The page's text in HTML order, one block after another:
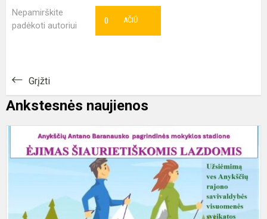
Nepamirškite
padėkoti autoriui
AČIŪ
0
Grįžti
Ankstesnės naujienos